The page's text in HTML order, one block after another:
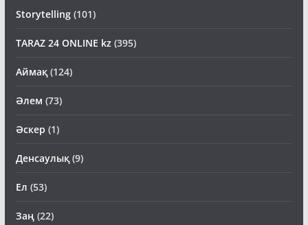
Storytelling(101)
TARAZ 24 ONLINE kz(395)
Аймақ(124)
Әлем (73)
Әскер (1)
Денсаулық(9)
Ел (53)
Заң(22)